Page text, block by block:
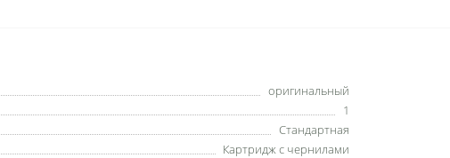
оригинальный
1
Стандартная
Картридж с чернилами